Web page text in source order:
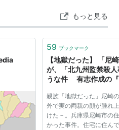
１ 標的の弱みを探す ２ 親
もっと見る
59 ブックマーク
【地獄だった】 「尼
が、「北九州監禁殺
うな件 有志作成の
親族「地獄だった」尼崎
外で実の両親の顔が腫れ
けた－。兵庫県尼崎市の
かった事件。住宅に住ん